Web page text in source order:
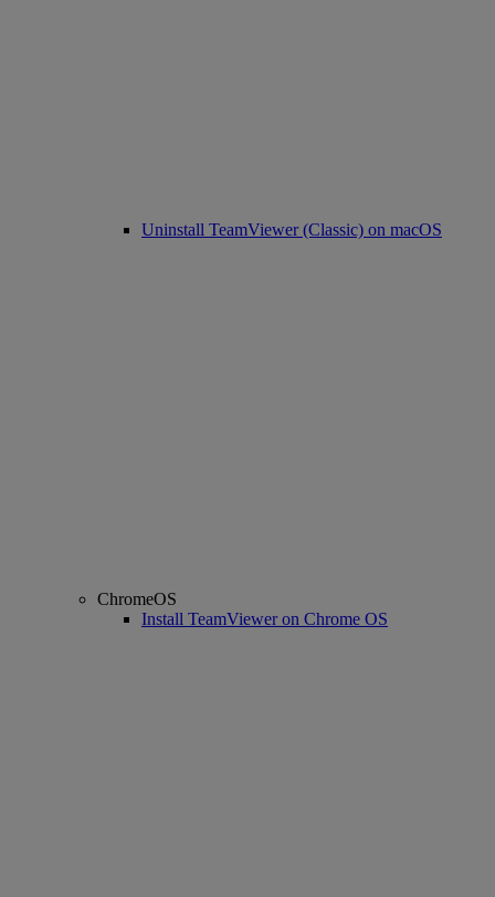
Uninstall TeamViewer (Classic) on macOS
ChromeOS
Install TeamViewer on Chrome OS